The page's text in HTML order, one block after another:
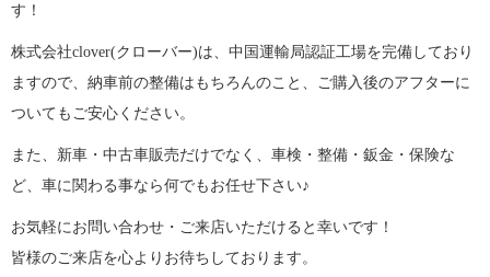
す！
株式会社clover(クローバー)は、中国運輸局認証工場を完備しており
ますので、納車前の整備はもちろんのこと、ご購入後のアフターに
ついてもご安心ください。
また、新車・中古車販売だけでなく、車検・整備・鈑金・保険な
ど、車に関わる事なら何でもお任せ下さい♪
お気軽にお問い合わせ・ご来店いただけると幸いです！
皆様のご来店を心よりお待ちしております。